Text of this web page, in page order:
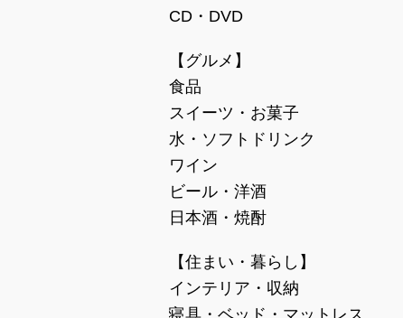
CD・DVD
【グルメ】
食品
スイーツ・お菓子
水・ソフトドリンク
ワイン
ビール・洋酒
日本酒・焼酎
【住まい・暮らし】
インテリア・収納
寝具・ベッド・マットレス